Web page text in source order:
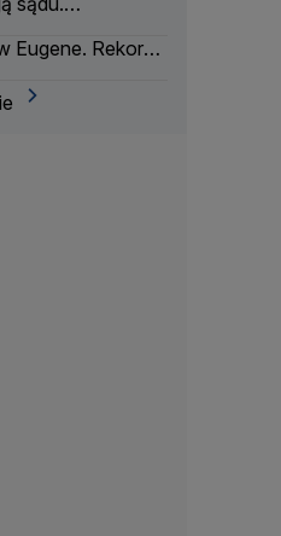
Eugene. Rekord